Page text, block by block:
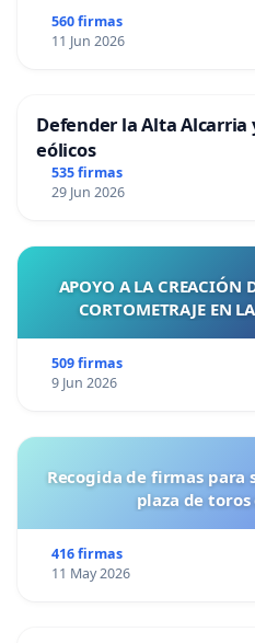
560 firmas
11 Jun 2026
Defender la Alta
eólicos
535 firmas
29 Jun 2026
APOYO A LA CREACIÓN
CORTOMETRAJE EN
509 firmas
9 Jun 2026
Recogida de firmas
plaza de
416 firmas
11 May 2026